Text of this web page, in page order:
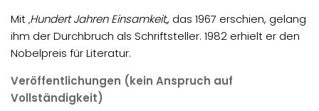
Mit ‚Hundert Jahren Einsamkeit‚, das 1967 erschien, gelang
ihm der Durchbruch als Schriftsteller. 1982 erhielt er den
Nobelpreis für Literatur.
Veröffentlichungen (kein Anspruch auf
Vollständigkeit)